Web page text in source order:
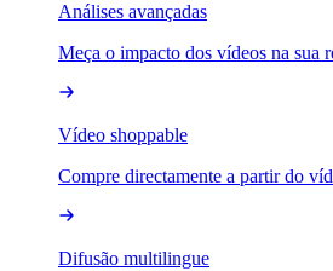
Análises avançadas
Meça o impacto dos vídeos na sua
Vídeo shoppable
Compre directamente a partir do
Difusão multilingue